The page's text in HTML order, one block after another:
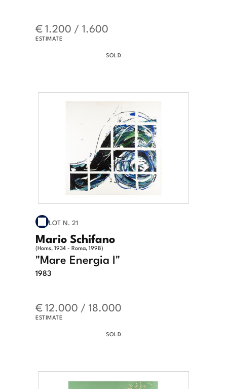
€ 1.200 / 1.600
ESTIMATE
SOLD
LOT N. 21
Mario Schifano
(Homs, 1934 - Roma, 1998)
"Mare Energia I"
1983
€ 12.000 / 18.000
ESTIMATE
SOLD